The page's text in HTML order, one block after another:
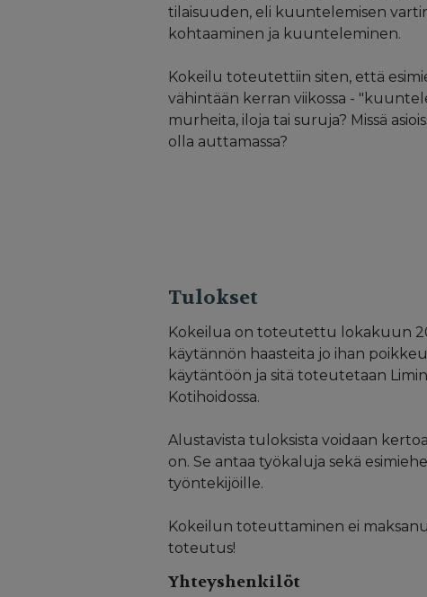
tilaisuuden, eli kuuntelemisen
kohtaaminen ja kuunteleminen.
Kokeilu toteutettiin siten, että
vähintään kerran viikossa -
murheita, iloja tai suruja? Missä
olla auttamassa?
Tulokset
Kokeilua on toteutettu lokakuun
käytännön haasteita jo ihan
käytäntöön ja sitä toteutetaan
Kotihoidossa.
Alustavista tuloksista voidaan
on. Se antaa työkaluja sekä
työntekijöille.
Kokeilun toteuttaminen ei
toteutus!
Yhteyshenkilöt